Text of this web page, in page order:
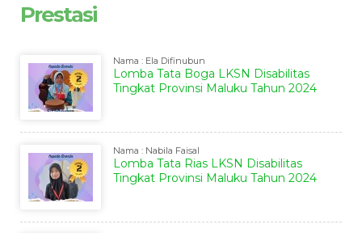
Prestasi
Nama : Ela Difinubun
Lomba Tata Boga LKSN Disabilitas
Tingkat Provinsi Maluku Tahun 2024
Nama : Nabila Faisal
Lomba Tata Rias LKSN Disabilitas
Tingkat Provinsi Maluku Tahun 2024